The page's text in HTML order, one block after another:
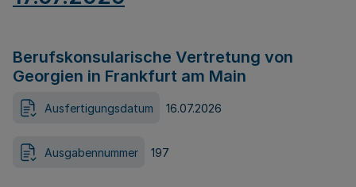
Berufskonsularische Vertretung von
Georgien in Frankfurt am Main
Ausfertigungsdatum 16.07.2026
Ausgabennummer 197